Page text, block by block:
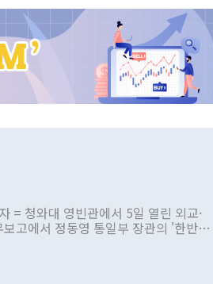
= 청와대 영빈관에서 5일 열린 외교·
고에서 정동영 통일부 장관의 '한반도
은 사안을 정책으로 추진하겠다고 공